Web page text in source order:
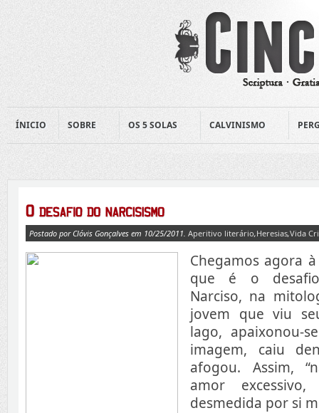
ÍNICIO SOBRE OS 5 SOLAS CALVINISMO
Postado por Clóvis Gonçalves em 10/25/2011. Aperitivo literário,Heresias,Vida
Chegamos agora
que é o
Narciso, na
jovem que viu
lago, apaixonou-
imagem, caiu
afogou. Assim,
amor
desmedida por si